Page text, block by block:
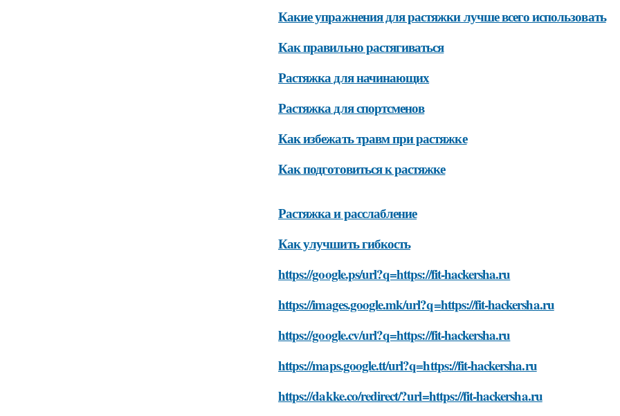
Какие упражнения для растяжки лучше всего использовать
Как правильно растягиваться
Растяжка для начинающих
Растяжка для спортсменов
Как избежать травм при растяжке
Как подготовиться к растяжке
Растяжка и расслабление
Как улучшить гибкость
https://google.ps/url?q=https://fit-hackersha.ru
https://images.google.mk/url?q=https://fit-hackersha.ru
https://google.cv/url?q=https://fit-hackersha.ru
https://maps.google.tt/url?q=https://fit-hackersha.ru
https://dakke.co/redirect/?url=https://fit-hackersha.ru